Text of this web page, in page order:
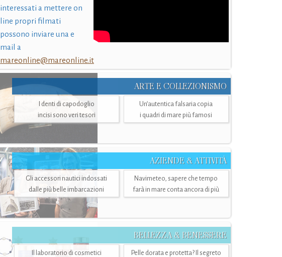
interessati a mettere on
line propri filmati
possono inviare una e
mail a
mareonline@mareonline.it
ARTE E COLLEZIONISMO
I denti di capodoglio
incisi sono veri tesori
Un’autentica falsaria copia
i quadri di mare più famosi
AZIENDE & ATTIVITÀ
Gli accessori nautici indossati
dalle più belle imbarcazioni
Navimeteo, sapere che tempo
farà in mare conta ancora di più
BELLEZZA & BENESSERE
Il laboratorio di cosmetici
Pelle dorata e protetta? Il segreto